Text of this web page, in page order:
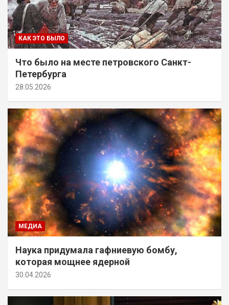
КАК ЭТО БЫЛО
Что было на месте петровского Санкт-
Петербурга
28.05.2026
МЕДИА
Наука придумала гафниевую бомбу,
которая мощнее ядерной
30.04.2026